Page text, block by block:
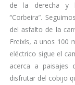
de la derecha y
“Corbeira”.
del asfalto de la
Freixís, a unos 100
eléctrico sigue el
acerca a paisajes
disfrutar del cobijo